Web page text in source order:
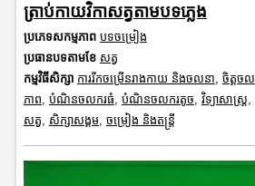
ត្រាប់កាយវិកាសត្វតាមបទភ្លេង
ប្រភេទសកម្មភាព បទចម្រៀង
ប្រធានបទតាមខែ សត្វ
កម្មវិធីសិក្សា ការរីកចម្រើនរាងកាយ និងចលនា ចិត្តចល
ភាព បំណិនចលករធំ បំណិនចលករតូច វិទ្យាសាស្រ្ត
សត្វ
សិក្សាសង្គម, ចម្រៀង និងតន្ត្រី